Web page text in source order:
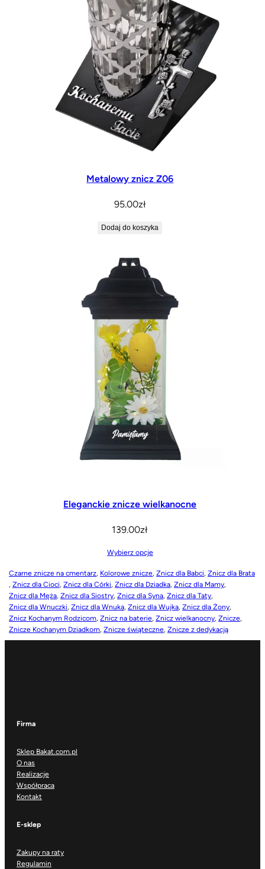
Metalowy znicz Z06
95.00zł
Dodaj do koszyka
Eleganckie znicze wielkanocne
139.00zł
Wybierz opcje
Czarne znicze na cmentarz, Kolorowe znicze, Znicz dla Babci, Znicz dla Brata
, Znicz dla Cioci, Znicz dla Córki, Znicz dla Dziadka, Znicz dla Mamy,
Znicz dla Męża, Znicz dla Siostry, Znicz dla Syna, Znicz dla Taty,
Znicz dla Wnuczki, Znicz dla Wnuka, Znicz dla Wujka, Znicz dla Żony,
Znicz Kochanym Rodzicom, Znicz na baterie, Znicz wielkanocny, Znicze,
Znicze Kochanym Dziadkom, Znicze świąteczne, Znicze z dedykacją
Firma
Sklep Bakat.com.pl
O nas
Realizacje
Współpraca
Kontakt
E-sklep
Zakupy na raty
Regulamin